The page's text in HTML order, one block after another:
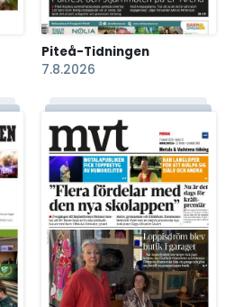
Piteå-Tidningen
7.8.2026